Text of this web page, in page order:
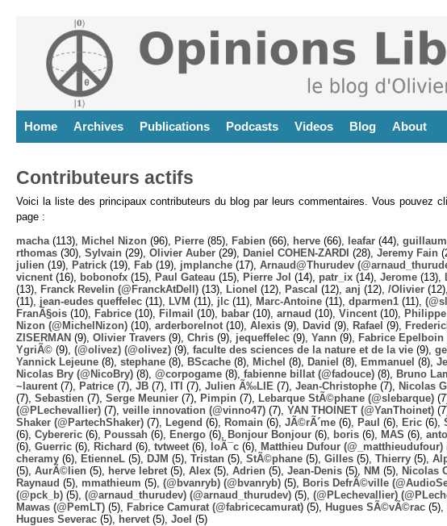
Home Archives Publications Podcasts Videos Blog About
Contributeurs actifs
Voici la liste des principaux contributeurs du blog par leurs commentaires. Vous pouvez
page :
macha (113), Michel Nizon (96), Pierre (85), Fabien (66), herve (66), leafar (44),
rthomas (30), Sylvain (29), Olivier Auber (29), Daniel COHEN-ZARDI (28), Jeremy Fain
julien (19), Patrick (19), Fab (19), jmplanche (17), Arnaud@Thurudev
vicnent (16), bobonofx (15), Paul Gateau (15), Pierre Jol (14), patr_ix (14), Jerome (13),
(13),
Franck Revelin (@FranckAtDell) (13), Lionel (12), Pascal (12), anj (12), /Olivier (12),
(11), jean-eudes queffelec (11), LVM (11), jlc (11), Marc-Antoine (11), dparmen1 (11),
FranÃ§ois (10), Fabrice (10), Filmail (10), babar (10), arnaud (10), Vincent (10),
Nizon (@MichelNizon) (10), arderborelnot (10), Alexis (9), David (9), Rafael (9),
ZISERMAN (9), Olivier Travers (9), Chris (9), jequeffelec (9), Yann (9), Fabrice Epelboin
YgriÃ© (9), (@olivez) (@olivez) (9), faculte des sciences de la nature et de la vie (9),
Yannick Lejeune (8), stephane (8), BScache (8), Michel (8), Daniel (8), Emmanuel (8),
Nicolas Bry (@NicoBry) (8), @corpogame (8), fabienne billat (@fadouce) (8), Bruno
~laurent (7), Patrice (7), JB (7), ITI (7), Julien Ã‰LIE (7), Jean-Christophe (7), Nicolas
(7), Sebastien (7), Serge Meunier (7), Pimpin (7), Lebarque StÃ©phane (@slebarque)
(@PLechevallier) (7), veille innovation (@vinno47) (7), YAN THOINET (@YanThoinet)
Shaker (@PartechShaker) (7), Legend (6), Romain (6), JÃ©rÃ´me (6), Paul (6), Eric (6),
(6), Cybereric (6), Poussah (6), Energo (6), Bonjour Bonjour (6), boris (6), MAS (6),
(6), Guerric (6), Richard (6), tvtweet (6), loÃ¯c (6), Matthieu Dufour (@_matthieudufour)
cheramy (6), EtienneL (5), DJM (5), Tristan (5), StÃ©phane (5), Gilles (5), Thierry (5),
(5), AurÃ©lien (5), herve lebret (5), Alex (5), Adrien (5), Jean-Denis (5), NM (5), Nicolas
Raynaud (5), mmathieum (5), (@bvanryb) (@bvanryb) (5), Boris DefrÃ©ville
(@pck_b) (5), (@arnaud_thurudev) (@arnaud_thurudev) (5), (@PLechevallier)
Mawas (@PemLT) (5), Fabrice Camurat (@fabricecamurat) (5), Hugues SÃ©vÃ©rac (5),
Hugues Severac (5), hervet (5), Joel (5)